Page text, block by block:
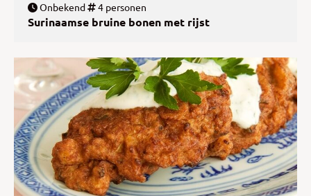
Onbekend 4 personen
Surinaamse bruine bonen met rijst